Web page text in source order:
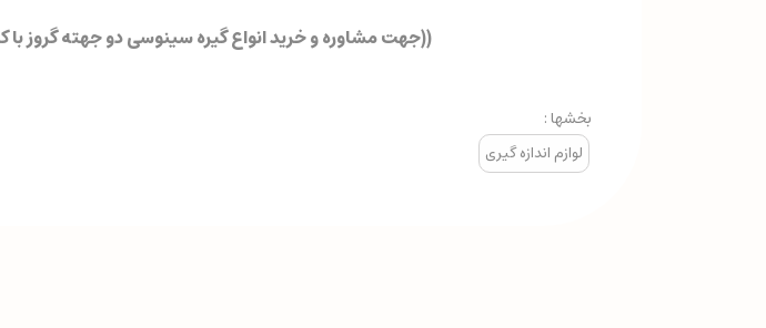
((جهت مشاوره و خرید انواع گیره سینوسی دو جهته گروز با
بخشها :
لوازم اندازه گیری